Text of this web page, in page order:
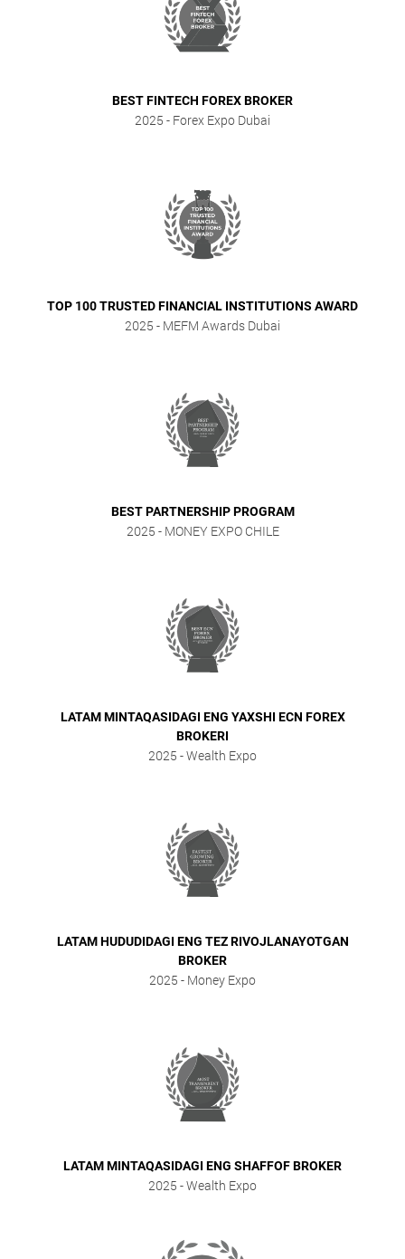
BEST FINTECH FOREX BROKER
2025 - Forex Expo Dubai
TOP 100 TRUSTED FINANCIAL INSTITUTIONS AWARD
2025 - MEFM Awards Dubai
BEST PARTNERSHIP PROGRAM
2025 - MONEY EXPO CHILE
LATAM MINTAQASIDAGI ENG YAXSHI ECN FOREX
BROKERI
2025 - Wealth Expo
LATAM HUDUDIDAGI ENG TEZ RIVOJLANAYOTGAN
BROKER
2025 - Money Expo
LATAM MINTAQASIDAGI ENG SHAFFOF BROKER
2025 - Wealth Expo